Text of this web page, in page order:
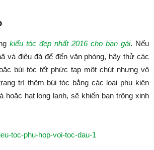
kiểu tóc đẹp nhất 2016 cho bạn gái. Nếu
và điệu đà để đến văn phòng, hãy thử các
búi tóc tết phức tạp một chút nhưng vô
trí thêm búi tóc bằng các loại phụ kiện
hoặc hạt long lanh, sẽ khiến bạn trông xinh